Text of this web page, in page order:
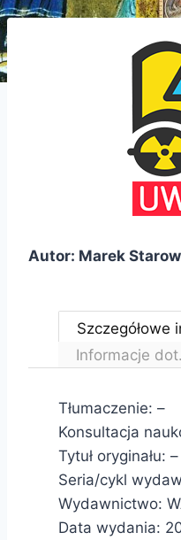
Autor: Marek
Szczegółowe
Informacje
Tłumaczenie: –
Konsultacja
Tytuł oryginału: –
Seria/cykl
Wydawnictwo:
Data wydania: